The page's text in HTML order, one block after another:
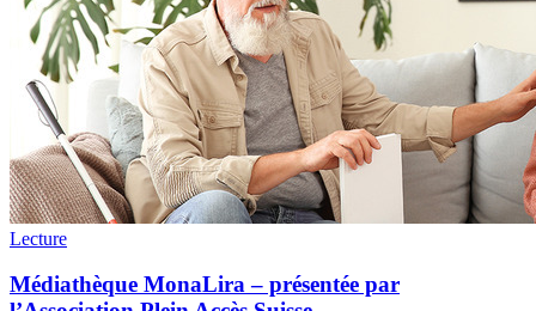
Lecture
Médiathèque MonaLira – présentée par